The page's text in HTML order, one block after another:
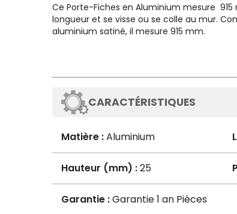
Ce Porte-Fiches en Aluminium mesure 915
longueur et se visse ou se colle au mur.
aluminium satiné, il mesure 915 mm.
CARACTÉRISTIQUES
Matière :Aluminium
Hauteur (mm) :25
Garantie :Garantie 1 an Pièces